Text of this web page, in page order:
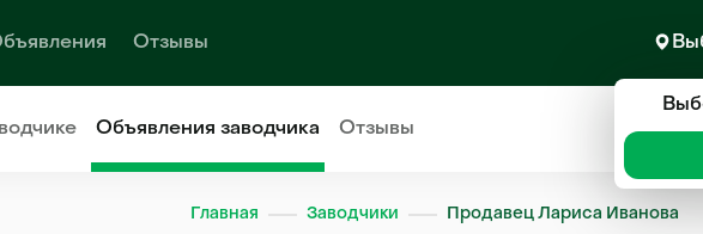
Отзывы
Объявлениязаводчика Отзывы
Главная Заводчики Продавец Лариса Иванова